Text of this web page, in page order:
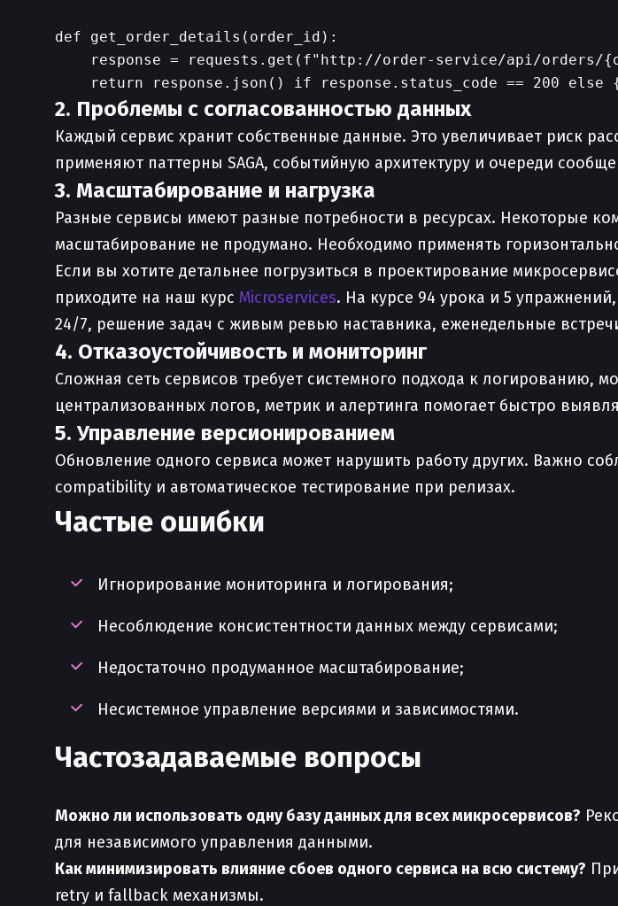
def get_order_details(order_id):
response = requests.get(f"http://order-service/api/orders/
2. Проблемы с согласованностью данных
Каждый сервис хранит собственные данные. Это увеличивает риск
применяют паттерны SAGA, событийную архитектуру и очереди
3. Масштабирование и нагрузка
Разные сервисы имеют разные потребности в ресурсах. Некоторые
масштабирование не продумано. Необходимо применять
Если вы хотите детальнее погрузиться в проектирование
приходите на наш курс Microservices. На курсе 94 урока и 5
24/7, решение задач с живым ревью наставника, еженедельные
4. Отказоустойчивость и мониторинг
Сложная сеть сервисов требует системного подхода к логированию,
централизованных логов, метрик и алертинга помогает быстро
5. Управление версионированием
Обновление одного сервиса может нарушить работу других. Важно
compatibility и автоматическое тестирование при релизах.
Частые ошибки
Игнорирование мониторинга и логирования;
Несоблюдение консистентности данных между сервисами;
Недостаточно продуманное масштабирование;
Несистемное управление версиями и зависимостями.
Частозадаваемые вопросы
Можно ли использовать одну базу данных для всех микросервисов?
для независимого управления данными.
Как минимизировать влияние сбоев одного сервиса на всю систему?
retry и fallback механизмы.